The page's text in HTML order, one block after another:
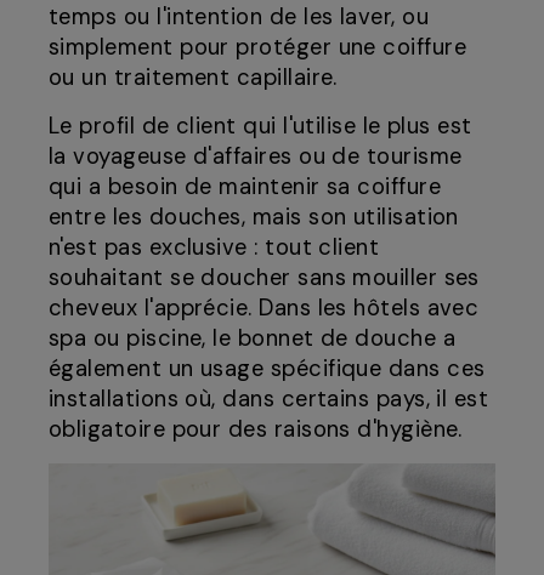
temps ou l'intention de les laver, ou
simplement pour protéger une coiffure
ou un traitement capillaire.
Le profil de client qui l'utilise le plus est
la voyageuse d'affaires ou de tourisme
qui a besoin de maintenir sa coiffure
entre les douches, mais son utilisation
n'est pas exclusive : tout client
souhaitant se doucher sans mouiller ses
cheveux l'apprécie. Dans les hôtels avec
spa ou piscine, le bonnet de douche a
également un usage spécifique dans ces
installations où, dans certains pays, il est
obligatoire pour des raisons d'hygiène.